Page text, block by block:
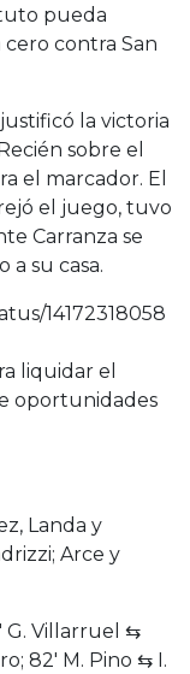
pueda
cero contra San
la victoria
sobre el
el marcador. El
el juego, tuvo
Carranza se
a su casa.
14172318058
liquidar el
oportunidades
Landa y
Arce y
G. Villarruel ⇆
82′ M. Pino ⇆ I.